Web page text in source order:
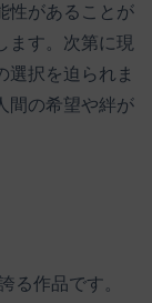
性があることが
ます。次第に現
選択を迫られま
間の希望や絆が
る作品です。